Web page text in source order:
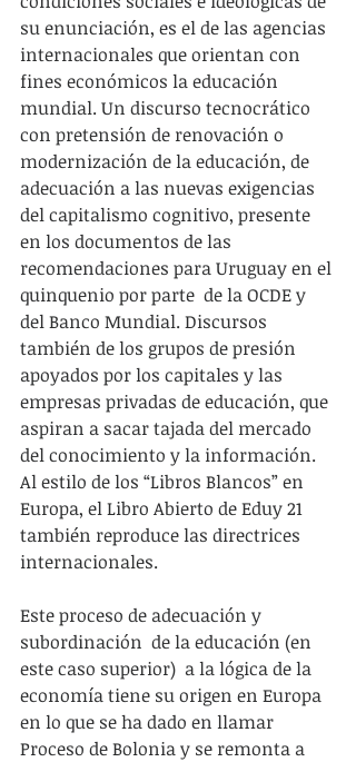
su enunciación, es el de las agencias
internacionales que orientan con
fines económicos la educación
mundial. Un discurso tecnocrático
con pretensión de renovación o
modernización de la educación, de
adecuación a las nuevas exigencias
del capitalismo cognitivo, presente
en los documentos de las
recomendaciones para Uruguay en el
quinquenio por parte  de la OCDE y
del Banco Mundial. Discursos
también de los grupos de presión
apoyados por los capitales y las
empresas privadas de educación, que
aspiran a sacar tajada del mercado
del conocimiento y la información.
Al estilo de los “Libros Blancos” en
Europa, el Libro Abierto de Eduy 21
también reproduce las directrices
internacionales.
Este proceso de adecuación y
subordinación  de la educación (en
este caso superior)  a la lógica de la
economía tiene su origen en Europa
en lo que se ha dado en llamar
Proceso de Bolonia y se remonta a